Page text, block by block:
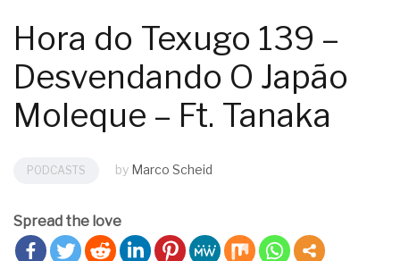
Hora do Texugo 139 –
Desvendando O Japão
Moleque – Ft. Tanaka
PODCASTS by Marco Scheid
Spread the love